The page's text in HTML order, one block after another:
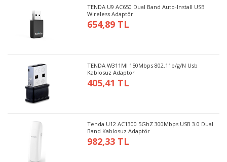
TENDA U9 AC650 Dual Band Auto-Install USB
Wireless Adaptör
654,89 TL
TENDA W311MI 150Mbps 802.11b/g/N Usb
Kablosuz Adaptör
405,41 TL
Tenda U12 AC1300 5GhZ 300Mbps USB 3.0 Dual
Band Kablosuz Adaptör
982,33 TL